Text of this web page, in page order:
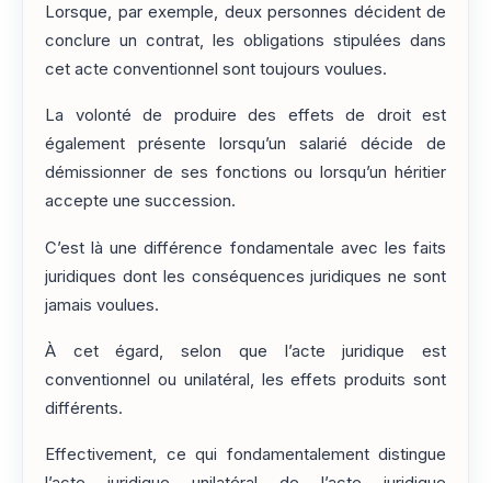
Lorsque, par exemple, deux personnes décident de
conclure un contrat, les obligations stipulées dans
cet acte conventionnel sont toujours voulues.
La volonté de produire des effets de droit est
également présente lorsqu’un salarié décide de
démissionner de ses fonctions ou lorsqu’un héritier
accepte une succession.
C’est là une différence fondamentale avec les faits
juridiques dont les conséquences juridiques ne sont
jamais voulues.
À cet égard, selon que l’acte juridique est
conventionnel ou unilatéral, les effets produits sont
différents.
Effectivement, ce qui fondamentalement distingue